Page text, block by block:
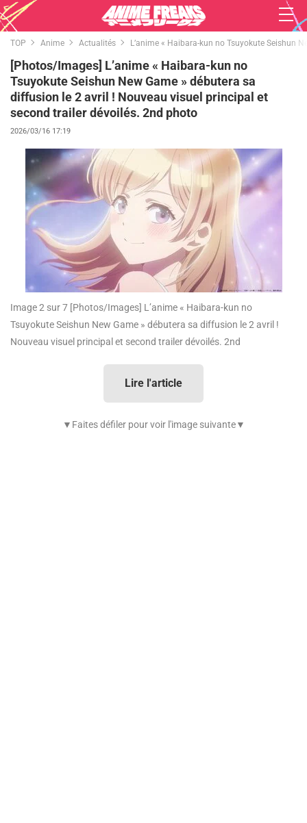
TOP Anime Actualités L’anime « Haibara-kun no Tsuyokute Seishun
[Photos/Images] L’anime « Haibara-kun no
Tsuyokute Seishun New Game » débutera sa
diffusion le 2 avril ! Nouveau visuel principal et
second trailer dévoilés. 2nd photo
2026/03/16 17:19
Image 2 sur 7 [Photos/Images] L’anime « Haibara-kun no
Tsuyokute Seishun New Game » débutera sa diffusion le 2 avril !
Nouveau visuel principal et second trailer dévoilés. 2nd
Lire l'article
▼Faites défiler pour voir l'image suivante▼